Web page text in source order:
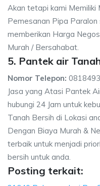
Akan tetapi kami Memiliki
Pemesanan Pipa
memberikan Harga
Murah / Bersahabat.
5. Pantek air
Nomor Telepon:
Jasa yang Atasi Pantek
hubungi 24 Jam untuk
Tanah Bersih di Lokasi
Dengan Biaya Murah &
terbaik untuk menjadi
bersih untuk anda.
Posting terkait: